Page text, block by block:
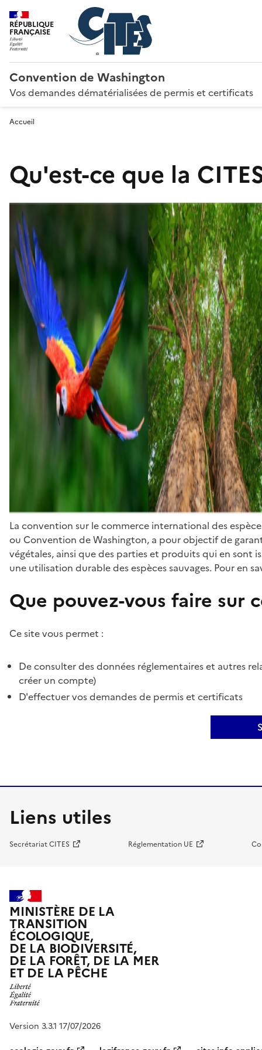
RÉPUBLIQUE
FRANÇAISE
Convention de Washington
Vos demandes dématérialisées de permis et certificats
Accueil
Qu'est-ce que la
La convention sur le commerce international des
ou Convention de Washington, a pour objectif de
végétales, ainsi que des parties et produits qui en sont
une utilisation durable des espèces sauvages. Pour en
Que pouvez-vous faire sur
Ce site vous permet :
De consulter des données réglementaires et autres
créer un compte)
D'effectuer vos demandes de permis et certificats
Liens utiles
Secrétariat CITES Réglementation UE
MINISTÈRE DE LA
TRANSITION
ÉCOLOGIQUE,
DE LA BIODIVERSITÉ,
DE LA FORÊT, DE LA MER
ET DE LA PÊCHE
Version 3.3.1 17/07/2026